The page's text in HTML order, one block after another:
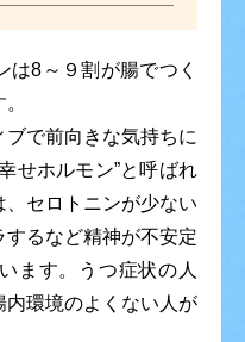
8～９割が腸でつく
で前向きな気持ちに
せホルモン”と呼ばれ
、セロトニンが少ない
るなど精神が不安定
ます。うつ症状の人
内環境のよくない人が